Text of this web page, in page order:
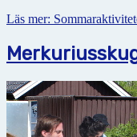
Läs mer: